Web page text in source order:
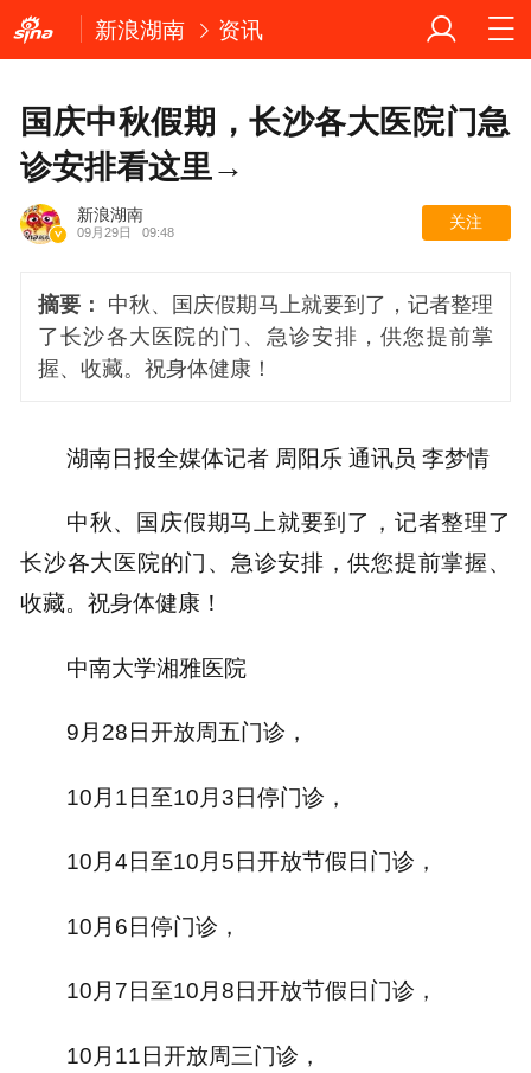
新浪湖南 资讯
国庆中秋假期，长沙各大医院门急
诊安排看这里→
新浪湖南
09月29日 09:48
关注
摘要：
中秋、国庆假期马上就要到了，记者整理
了长沙各大医院的门、急诊安排，供您提前掌
握、收藏。祝身体健康！
湖南日报全媒体记者 周阳乐 通讯员 李梦情
中秋、国庆假期马上就要到了，记者整理了
长沙各大医院的门、急诊安排，供您提前掌握、
收藏。祝身体健康！
中南大学湘雅医院
9月28日开放周五门诊，
10月1日至10月3日停门诊，
10月4日至10月5日开放节假日门诊，
10月6日停门诊，
10月7日至10月8日开放节假日门诊，
10月11日开放周三门诊，